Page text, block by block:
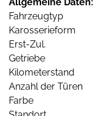
Fahrzeugtyp
Karosserieform
Erst-Zul.
Getriebe
Kilometerstand
Anzahl der Türen
Farbe